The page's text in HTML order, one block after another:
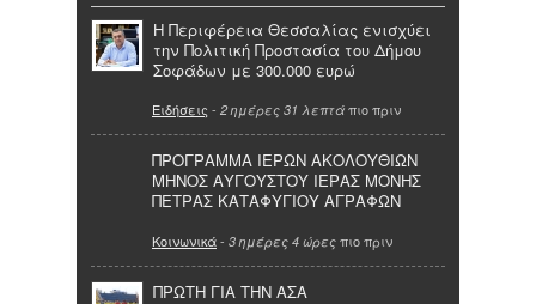
Η Περιφέρεια Θεσσαλίας ενισχύει
την Πολιτική Προστασία του Δήμου
Σοφάδων με 300.000 ευρώ
Ειδήσεις - 2 ημέρες 31 λεπτά πιο πριν
ΠΡΟΓΡΑΜΜΑ ΙΕΡΩΝ ΑΚΟΛΟΥΘΙΩΝ
ΜΗΝΟΣ ΑΥΓΟΥΣΤΟΥ ΙΕΡΑΣ ΜΟΝΗΣ
ΠΕΤΡΑΣ ΚΑΤΑΦΥΓΙΟΥ ΑΓΡΑΦΩΝ
Κοινωνικά- 3 ημέρες 4 ώρες πιο πριν
ΠΡΩΤΗ ΓΙΑ ΤΗΝ ΑΣΑ